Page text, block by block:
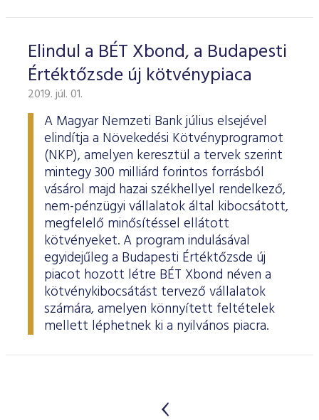
Elindul a BÉT Xbond, a Budapesti
Értéktőzsde új kötvénypiaca
2019. júl. 01.
A Magyar Nemzeti Bank július elsejével
elindítja a Növekedési Kötvényprogramot
(NKP), amelyen keresztül a tervek szerint
mintegy 300 milliárd forintos forrásból
vásárol majd hazai székhellyel rendelkező,
nem-pénzügyi vállalatok által kibocsátott,
megfelelő minősítéssel ellátott
kötvényeket. A program indulásával
egyidejűleg a Budapesti Értéktőzsde új
piacot hozott létre BÉT Xbond néven a
kötvénykibocsátást tervező vállalatok
számára, amelyen könnyített feltételek
mellett léphetnek ki a nyilvános piacra.